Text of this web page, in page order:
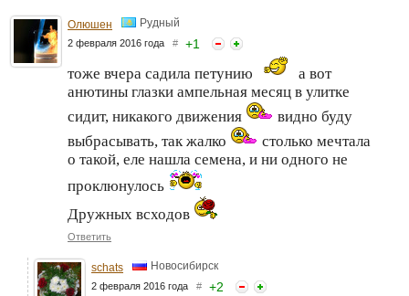
Олюшен Рудный
2 февраля 2016 года # +1
тоже вчера садила петунию
а вот
анютины глазки ампельная месяц в улитке
сидит, никакого движения
видно буду
выбрасывать, так жалко
столько мечтала
о такой, еле нашла семена, и ни одного не
проклюнулось
Дружных всходов
Ответить
schats Новосибирск
2 февраля 2016 года # +2